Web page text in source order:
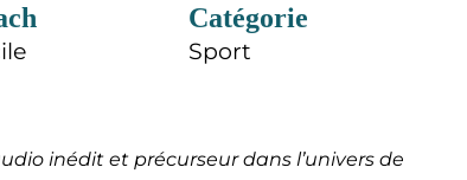
Catégorie
Sport
inédit et précurseur dans l’univers de